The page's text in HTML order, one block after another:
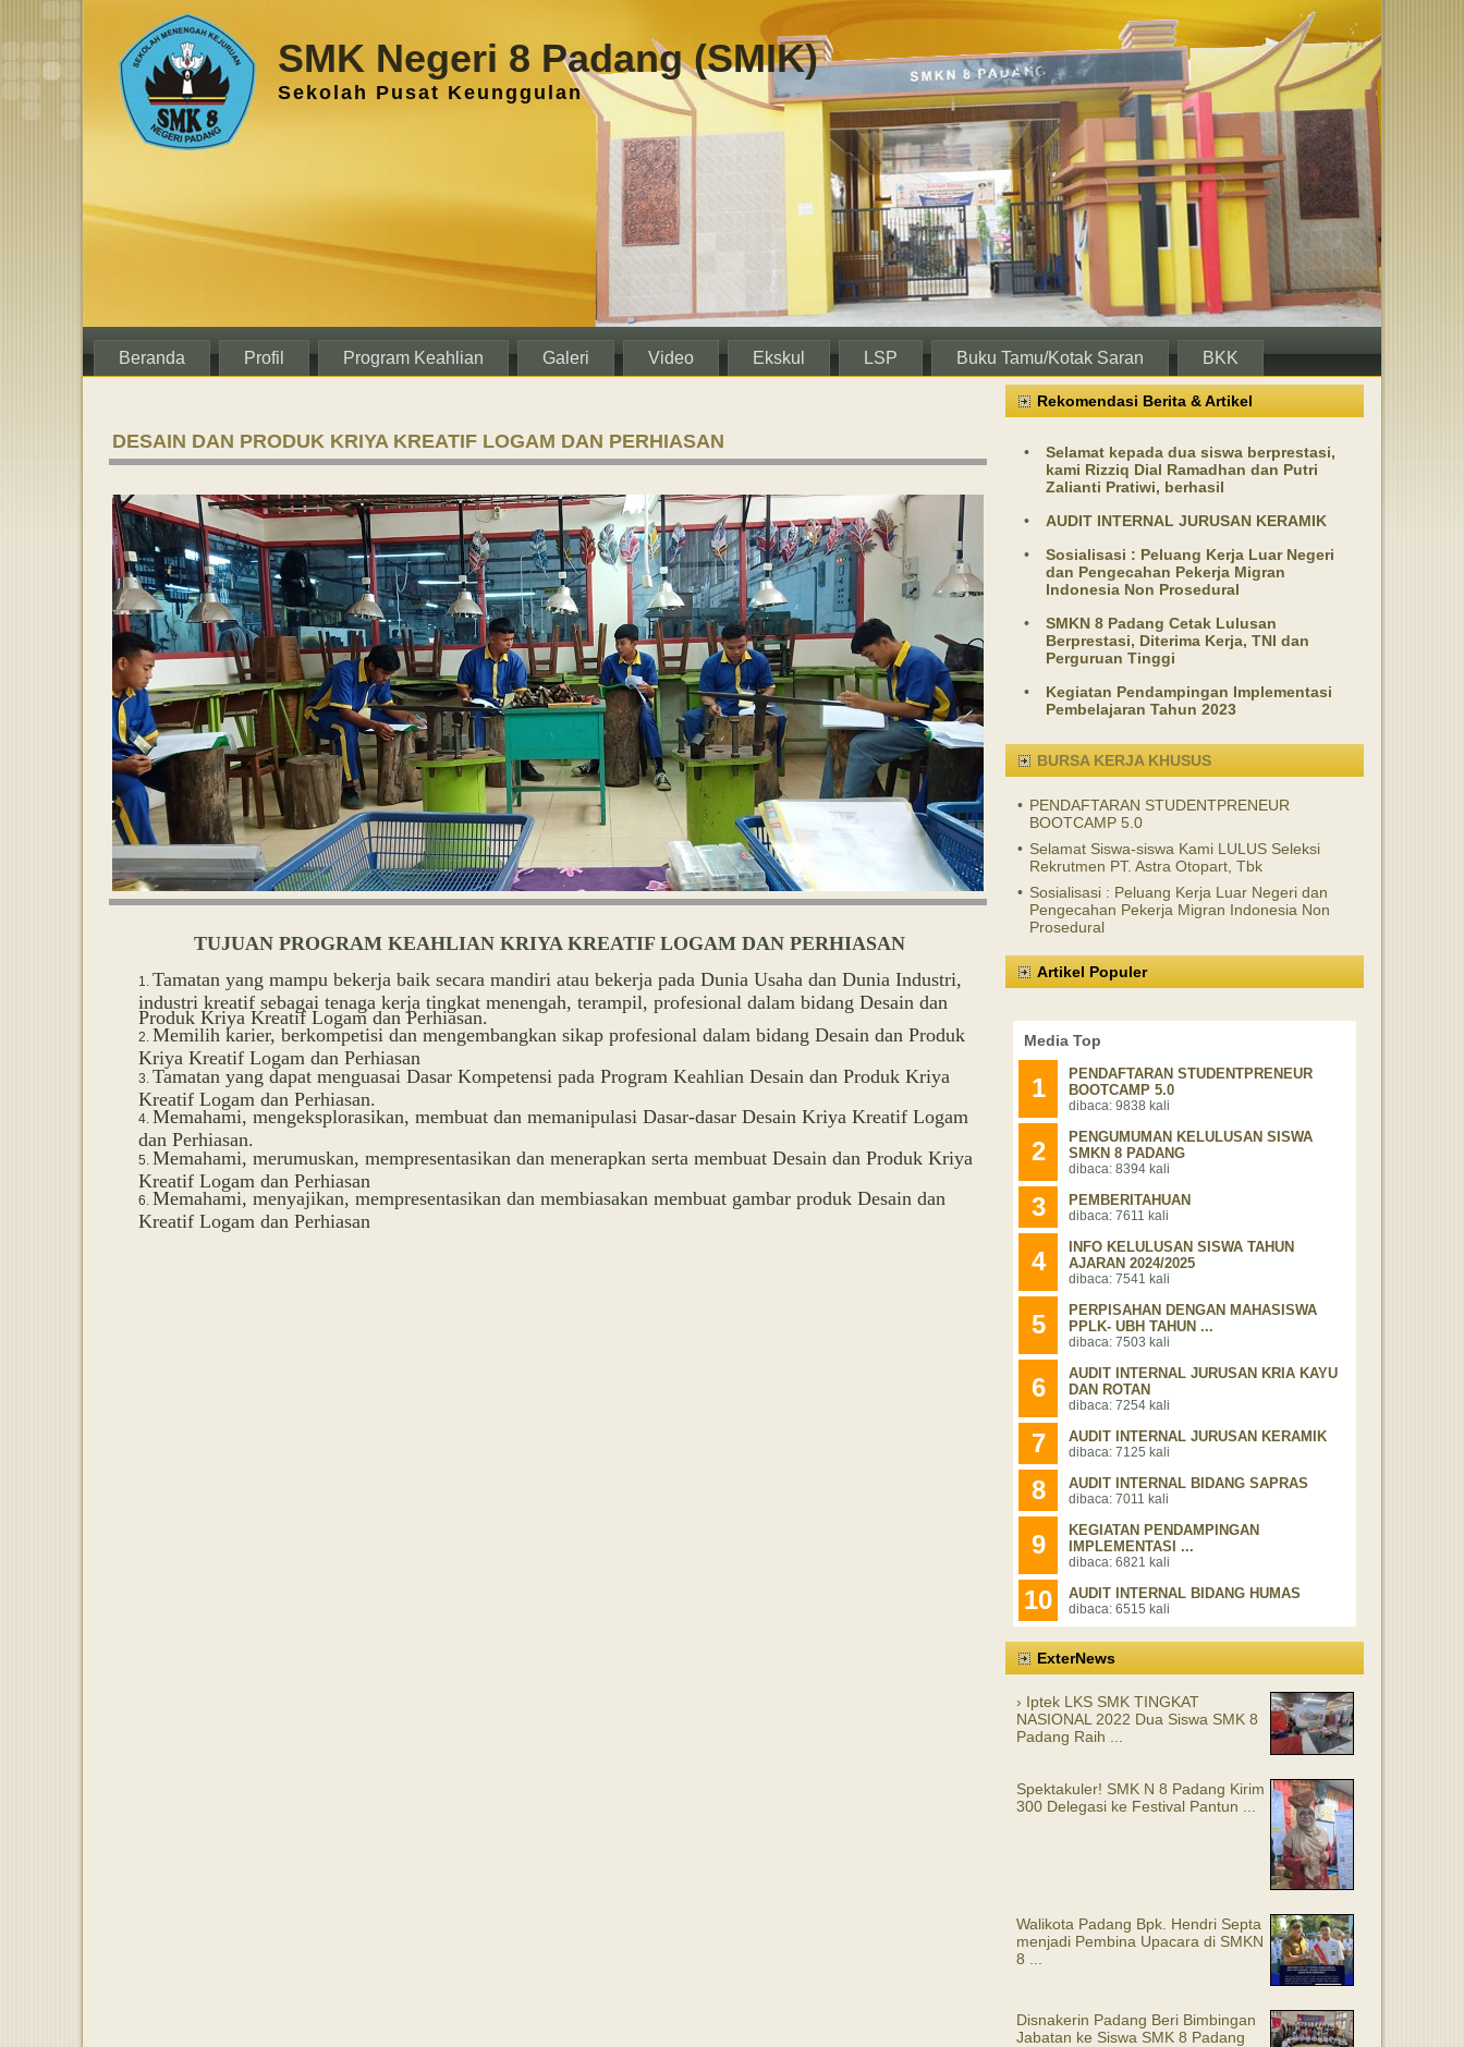
SMK Negeri 8 Padang (SMIK)
Sekolah Pusat Keunggulan
Beranda Profil Program Keahlian Galeri Video Ekskul LSP Buku Tamu/Kotak Saran BKK
DESAIN DAN PRODUK KRIYA KREATIF LOGAM DAN PERHIASAN
TUJUAN PROGRAM KEAHLIAN KRIYA KREATIF LOGAM DAN PERHIASAN
Tamatan yang mampu bekerja baik secara mandiri atau bekerja pada Dunia Usaha dan Dunia Industri,
industri kreatif sebagai tenaga kerja tingkat menengah, terampil, profesional dalam bidang Desain dan
Produk Kriya Kreatif Logam dan Perhiasan.
Memilih karier, berkompetisi dan mengembangkan sikap profesional dalam bidang Desain dan Produk
Kriya Kreatif Logam dan Perhiasan
Tamatan yang dapat menguasai Dasar Kompetensi pada Program Keahlian Desain dan Produk Kriya
Kreatif Logam dan Perhiasan.
Memahami, mengeksplorasikan, membuat dan memanipulasi Dasar-dasar Desain Kriya Kreatif Logam
dan Perhiasan.
Memahami, merumuskan, mempresentasikan dan menerapkan serta membuat Desain dan Produk Kriya
Kreatif Logam dan Perhiasan
Memahami, menyajikan, mempresentasikan dan membiasakan membuat gambar produk Desain dan
Kreatif Logam dan Perhiasan
Rekomendasi Berita & Artikel
•
Selamat kepada dua siswa berprestasi,
kami Rizziq Dial Ramadhan dan Putri
Zalianti Pratiwi, berhasil
•
AUDIT INTERNAL JURUSAN KERAMIK
•
Sosialisasi : Peluang Kerja Luar Negeri
dan Pengecahan Pekerja Migran
Indonesia Non Prosedural
•
SMKN 8 Padang Cetak Lulusan
Berprestasi, Diterima Kerja, TNI dan
Perguruan Tinggi
•
Kegiatan Pendampingan Implementasi
Pembelajaran Tahun 2023
BURSA KERJA KHUSUS
• PENDAFTARAN STUDENTPRENEUR
BOOTCAMP 5.0
• Selamat Siswa-siswa Kami LULUS Seleksi
Rekrutmen PT. Astra Otopart, Tbk
• Sosialisasi : Peluang Kerja Luar Negeri dan
Pengecahan Pekerja Migran Indonesia Non
Prosedural
Artikel Populer
Media Top
1
PENDAFTARAN STUDENTPRENEUR
BOOTCAMP 5.0
dibaca: 9838 kali
2
PENGUMUMAN KELULUSAN SISWA
SMKN 8 PADANG
dibaca: 8394 kali
3 PEMBERITAHUAN
dibaca: 7611 kali
4
INFO KELULUSAN SISWA TAHUN
AJARAN 2024/2025
dibaca: 7541 kali
5
PERPISAHAN DENGAN MAHASISWA
PPLK- UBH TAHUN ...
dibaca: 7503 kali
6
AUDIT INTERNAL JURUSAN KRIA KAYU
DAN ROTAN
dibaca: 7254 kali
7 AUDIT INTERNAL JURUSAN KERAMIK
dibaca: 7125 kali
8 AUDIT INTERNAL BIDANG SAPRAS
dibaca: 7011 kali
9
KEGIATAN PENDAMPINGAN
IMPLEMENTASI ...
dibaca: 6821 kali
10 AUDIT INTERNAL BIDANG HUMAS
dibaca: 6515 kali
ExterNews
› Iptek LKS SMK TINGKAT
NASIONAL 2022 Dua Siswa SMK 8
Padang Raih ...
Spektakuler! SMK N 8 Padang Kirim
300 Delegasi ke Festival Pantun ...
Walikota Padang Bpk. Hendri Septa
menjadi Pembina Upacara di SMKN
8 ...
Disnakerin Padang Beri Bimbingan
Jabatan ke Siswa SMK 8 Padang